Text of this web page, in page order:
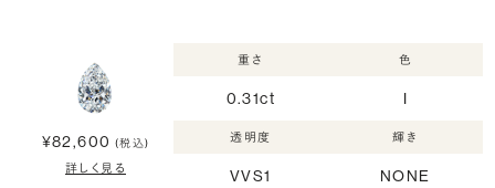
¥82,600 (税込)
詳しく見る
重さ
0.31ct
色
I
透明度
VVS1
輝き
NONE